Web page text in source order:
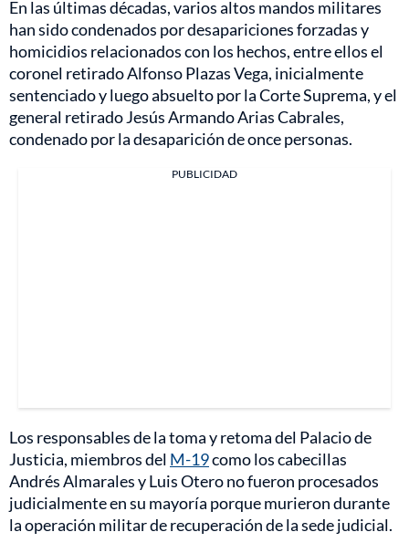
En las últimas décadas, varios altos mandos militares
han sido condenados por desapariciones forzadas y
homicidios relacionados con los hechos, entre ellos el
coronel retirado Alfonso Plazas Vega, inicialmente
sentenciado y luego absuelto por la Corte Suprema, y el
general retirado Jesús Armando Arias Cabrales,
condenado por la desaparición de once personas.
PUBLICIDAD
Los responsables de la toma y retoma del Palacio de
Justicia, miembros del M-19como los cabecillas
Andrés Almarales y Luis Otero no fueron procesados
judicialmente en su mayoría porque murieron durante
la operación militar de recuperación de la sede judicial.